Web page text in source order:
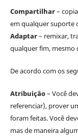
Compartilhar–
em qualquer suporte
Adaptar– remixar,
qualquer fim, mesmo
De acordo com os
Atribuição– Você
referenciar), prover
foram feitas. Você
mas de maneira